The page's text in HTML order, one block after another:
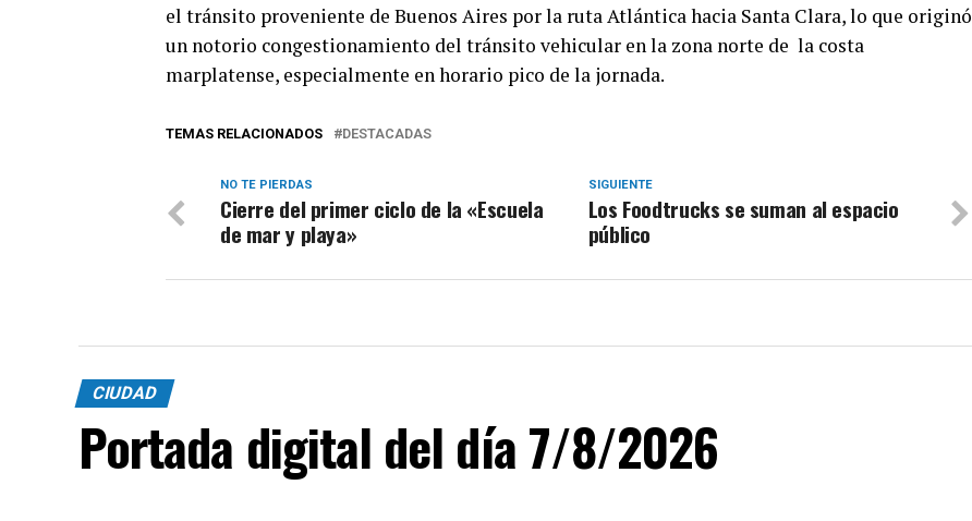
el tránsito proveniente de Buenos Aires por la ruta Atlántica hacia Santa Clara, lo que originó
un notorio congestionamiento del tránsito vehicular en la zona norte de la costa
marplatense, especialmente en horario pico de la jornada.
TEMAS RELACIONADOS DESTACADAS
SIGUIENTE
Los Foodtrucks se suman al espacio
público
NO TE PIERDAS
Cierre del primer ciclo de la «Escuela
de mar y playa»
CIUDAD
Portada digital del día 7/8/2026